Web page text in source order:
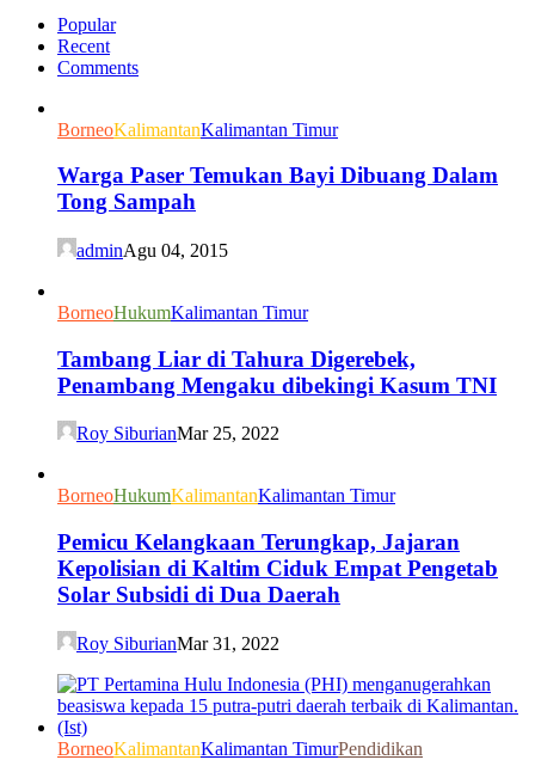
Popular
Recent
Comments
BorneoKalimantanKalimantan Timur
Warga Paser Temukan Bayi Dibuang Dalam
Tong Sampah
adminAgu 04, 2015
BorneoHukumKalimantan Timur
Tambang Liar di Tahura Digerebek,
Penambang Mengaku dibekingi Kasum TNI
Roy SiburianMar 25, 2022
BorneoHukumKalimantanKalimantan Timur
Pemicu Kelangkaan Terungkap, Jajaran
Kepolisian di Kaltim Ciduk Empat Pengetab
Solar Subsidi di Dua Daerah
Roy SiburianMar 31, 2022
BorneoKalimantanKalimantan TimurPendidikan